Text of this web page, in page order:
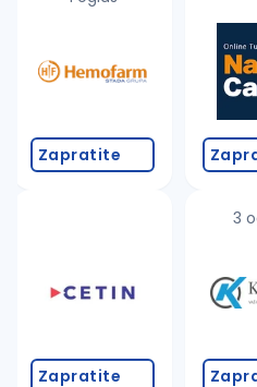
proverite
povećajte radijus za
promenite
Zapratite
Zapratite
3